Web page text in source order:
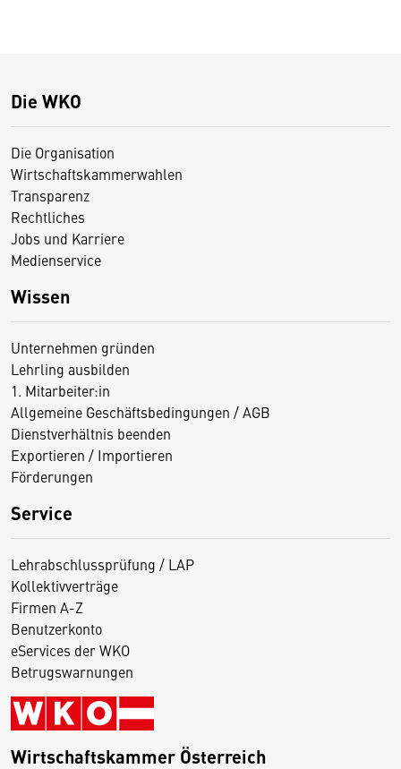
Die WKO
Die Organisation
Wirtschaftskammerwahlen
Transparenz
Rechtliches
Jobs und Karriere
Medienservice
Wissen
Unternehmen gründen
Lehrling ausbilden
1. Mitarbeiter:in
Allgemeine Geschäftsbedingungen / AGB
Dienstverhältnis beenden
Exportieren / Importieren
Förderungen
Service
Lehrabschlussprüfung / LAP
Kollektivverträge
Firmen A-Z
Benutzerkonto
eServices der WKO
Betrugswarnungen
Wirtschaftskammer Österreich